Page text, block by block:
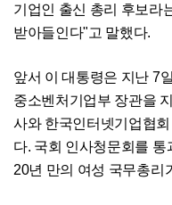
기업인 출신 총리 후보라
받아들인다"고 말했다.
앞서 이 대통령은 지난 7
중소벤처기업부 장관을
사와 한국인터넷기업협
다. 국회 인사청문회를
20년 만의 여성 국무총리